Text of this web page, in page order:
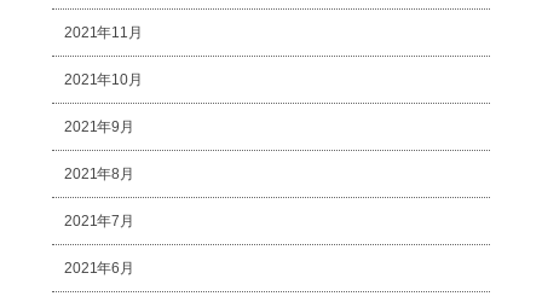
2021年11月
2021年10月
2021年9月
2021年8月
2021年7月
2021年6月